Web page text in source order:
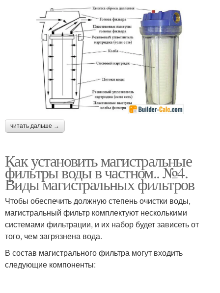
читать дальше →
Как установить магистральные
фильтры воды в частном.. №4.
Виды магистральных фильтров
Чтобы обеспечить должную степень очистки воды,
магистральный фильтр комплектуют несколькими
системами фильтрации, и их набор будет зависеть от
того, чем загрязнена вода.
В состав магистрального фильтра могут входить
следующие компоненты: